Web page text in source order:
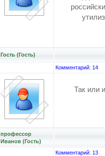
Гость (Гость)
Комментарий: 14
Так или
профессор
Иванов (Гость)
Комментарий: 13